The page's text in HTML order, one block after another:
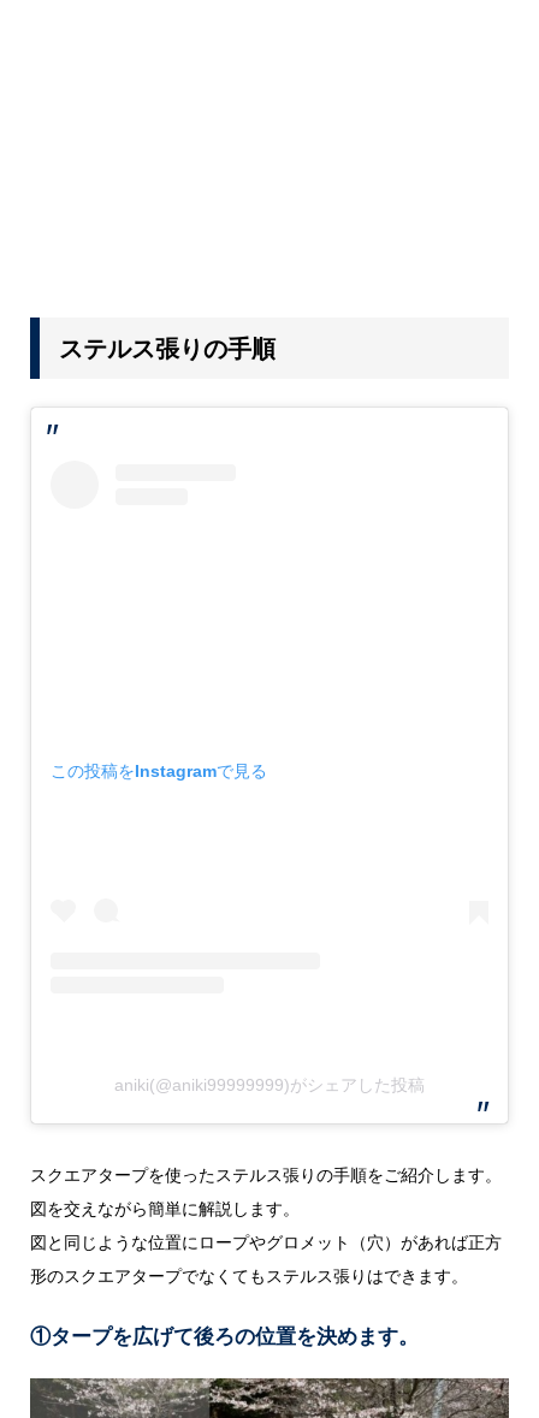
ステルス張りの手順
この投稿をInstagramで見る
aniki(@aniki99999999)がシェアした投稿
スクエアタープを使ったステルス張りの手順をご紹介します。
図を交えながら簡単に解説します。
図と同じような位置にロープやグロメット（穴）があれば正方
形のスクエアタープでなくてもステルス張りはできます。
①タープを広げて後ろの位置を決めます。